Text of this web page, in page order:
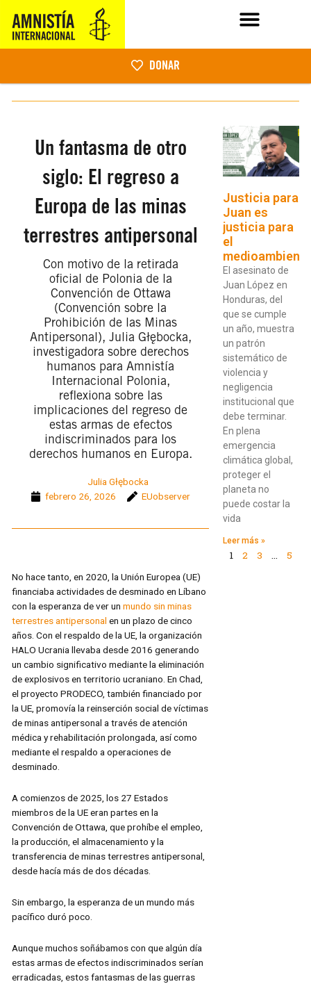
DONAR
Un fantasma de otro
siglo: El regreso a
Europa de las minas
terrestres antipersonal
Con motivo de la retirada
oficial de Polonia de la
Convención de Ottawa
(Convención sobre la
Prohibición de las Minas
Antipersonal), Julia Głębocka,
investigadora sobre derechos
humanos para Amnistía
Internacional Polonia,
reflexiona sobre las
implicaciones del regreso de
estas armas de efectos
indiscriminados para los
derechos humanos en Europa.
Julia Głębocka
febrero 26, 2026
EUobserver
No hace tanto, en 2020, la Unión Europea (UE)
financiaba actividades de desminado en Líbano
con la esperanza de ver unmundo sin minas
terrestres antipersonal en un plazo de cinco
años. Con el respaldo de la UE, la organización
HALO Ucrania llevaba desde 2016 generando
un cambio significativo mediante la eliminación
de explosivos en territorio ucraniano. En Chad,
el proyecto PRODECO, también financiado por
la UE, promovía la reinserción social de víctimas
de minas antipersonal a través de atención
médica y rehabilitación prolongada, así como
mediante el respaldo a operaciones de
desminado.
A comienzos de 2025, los 27 Estados
miembros de la UE eran partes en la
Convención de Ottawa, que prohíbe el empleo,
la producción, el almacenamiento y la
transferencia de minas terrestres antipersonal,
desde hacía más de dos décadas.
Sin embargo, la esperanza de un mundo más
pacífico duró poco.
Aunque muchos soñábamos con que algún día
estas armas de efectos indiscriminados serían
erradicadas, estos fantasmas de las guerras
Justicia para
Juan es
justicia para
el
medioambiente
El asesinato de
Juan López en
Honduras, del
que se cumple
un año, muestra
un patrón
sistemático de
violencia y
negligencia
institucional que
debe terminar.
En plena
emergencia
climática global,
proteger el
planeta no
puede costar la
vida
Leer más »
1 2 3 … 5